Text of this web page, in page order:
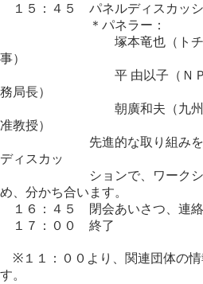
１５：４５ パネルディスカッ
＊パネラー：
塚本竜也（トチギ環境
事）
平 由以子（ＮＰＯ法人
務局長）
朝廣和夫（九州大学大
准教授）
先進的な取り組みを行う
ディスカッ
ションで、ワークショッ
め、分かち合います。
１６：４５ 閉会あいさつ、連
１７：００ 終了
※１１：００より、関連団体の情
す。